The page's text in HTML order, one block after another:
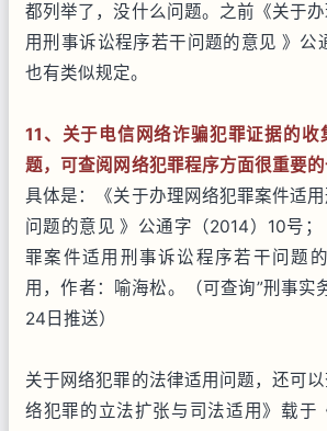
都列举了，没什么问题。之前《关于
用刑事诉讼程序若干问题的意见 》公
也有类似规定。
11、关于电信网络诈骗犯罪证据的收
题，可查阅网络犯罪程序方面很重要的
具体是：《关于办理网络犯罪案件适
问题的意见 》公通字（2014）10号
罪案件适用刑事诉讼程序若干问题
用，作者：喻海松。（可查询”刑事实
24日推送）
关于网络犯罪的法律适用问题，还可
络犯罪的立法扩张与司法适用》载于